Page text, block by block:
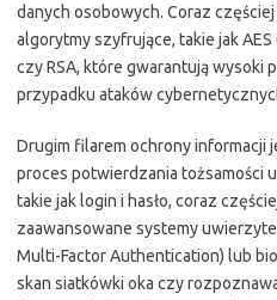
danych osobowych. Coraz
algorytmy szyfrujące, takie jak
czy RSA, które gwarantują wysoki
przypadku ataków
Drugim filarem ochrony informacji
proces potwierdzania tożsamości
takie jak login i hasło, coraz
zaawansowane systemy
Multi-Factor Authentication) lub
skan siatkówki oka czy